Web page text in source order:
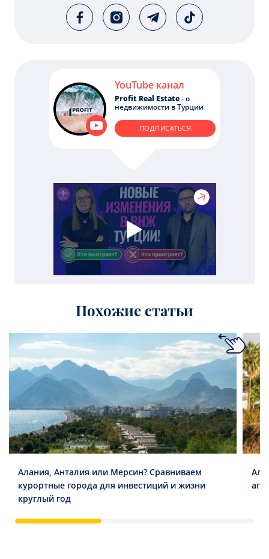
YouTube канал
Profit Real Estate- о
недвижимости в Турции
ПОДПИСАТЬСЯ
Похожие статьи
Алания, Анталия или Мерсин? Сравниваем
курортные города для инвестиций и жизни
круглый год